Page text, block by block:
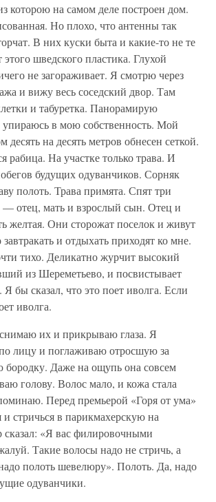
которою на самом деле построен дом.
Но плохо, что антенны так
В них куски быта и какие-то не те
шведского пластика. Глухой
не загораживает. Я смотрю через
и вижу весь соседский двор. Там
и табуретка. Панорамирую
упираюсь в мою собственность. Мой
десять на десять метров обнесен сеткой.
рабица. На участке только трава. И
будущих одуванчиков. Сорняк
полоть. Трава примята. Спят три
— отец, мать и взрослый сын. Отец и
желтая. Они сторожат поселок и живут
и отдыхать приходят ко мне.
тихо. Деликатно журчит высокий
из Шереметьево, и посвистывает
бы сказал, что это поет иволга. Если
иволга.
их и прикрываю глаза. Я
лицу и поглаживаю отросшую за
бородку. Даже на ощупь она совсем
голову. Волос мало, и кожа стала
Перед премьерой «Горя от ума»
стричься в парикмахерскую на
«Я вас филировочными
Такие волосы надо не стричь, а
полоть шевелюру». Полоть. Да, надо
одуванчики.